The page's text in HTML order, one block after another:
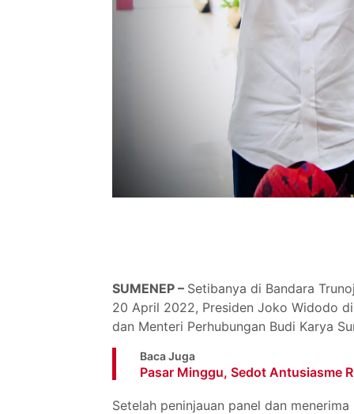
SUMENEP – Setibanya di Bandara
20 April 2022, Presiden Joko Widodo
dan Menteri Perhubungan Budi Karya
Baca Juga
Pasar Minggu, Sedot Antusiasme
Setelah peninjauan panel dan